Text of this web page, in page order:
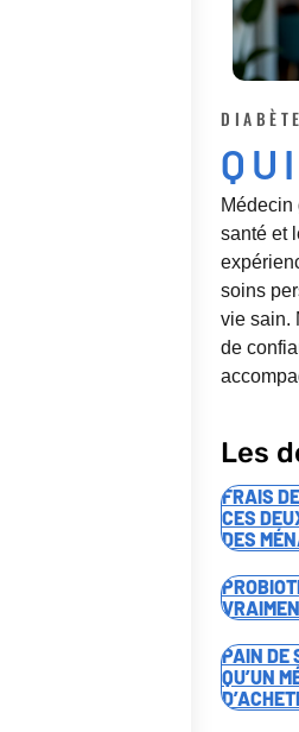
Médecin
santé et
soins
vie sain.
de
Les
FRAIS
CES
DES
PAIN DE
QU’UN